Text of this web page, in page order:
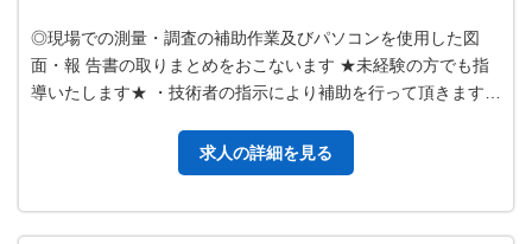
◎現場での測量・調査の補助作業及びパソコンを使用した図
面・報 告書の取りまとめをおこないます ★未経験の方でも指
導いたします★ ・技術者の指示により補助を行って頂きます
求人の詳細を見る